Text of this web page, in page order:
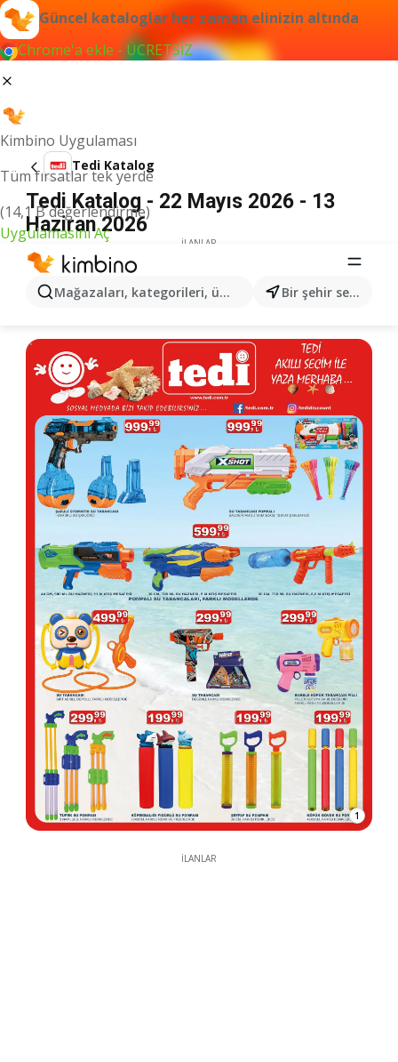
Güncel kataloglar her zaman elinizin altında
Chrome'a ekle - ÜCRETSİZ
Kimbino Uygulaması
Tüm fırsatlar tek yerde
(14,1 B değerlendirme)
Uygulamasını Aç
Mağazaları, kategorileri, ürünleri arayın... Bir şehir seçin
Tedi Katalog
Tedi Katalog - 22 Mayıs 2026 - 13
Haziran 2026
İLANLAR
1
İLANLAR